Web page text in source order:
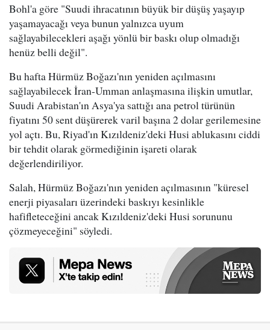
Bohl'a göre "Suudi ihracatının büyük bir düşüş yaşayıp
yaşamayacağı veya bunun yalnızca uyum
sağlayabilecekleri aşağı yönlü bir baskı olup olmadığı
henüz belli değil".
Bu hafta Hürmüz Boğazı'nın yeniden açılmasını
sağlayabilecek İran-Umman anlaşmasına ilişkin umutlar,
Suudi Arabistan'ın Asya'ya sattığı ana petrol türünün
fiyatını 50 sent düşürerek varil başına 2 dolar gerilemesine
yol açtı. Bu, Riyad'ın Kızıldeniz'deki Husi ablukasını ciddi
bir tehdit olarak görmediğinin işareti olarak
değerlendiriliyor.
Salah, Hürmüz Boğazı'nın yeniden açılmasının "küresel
enerji piyasaları üzerindeki baskıyı kesinlikle
hafifleteceğini ancak Kızıldeniz'deki Husi sorununu
çözmeyeceğini" söyledi.